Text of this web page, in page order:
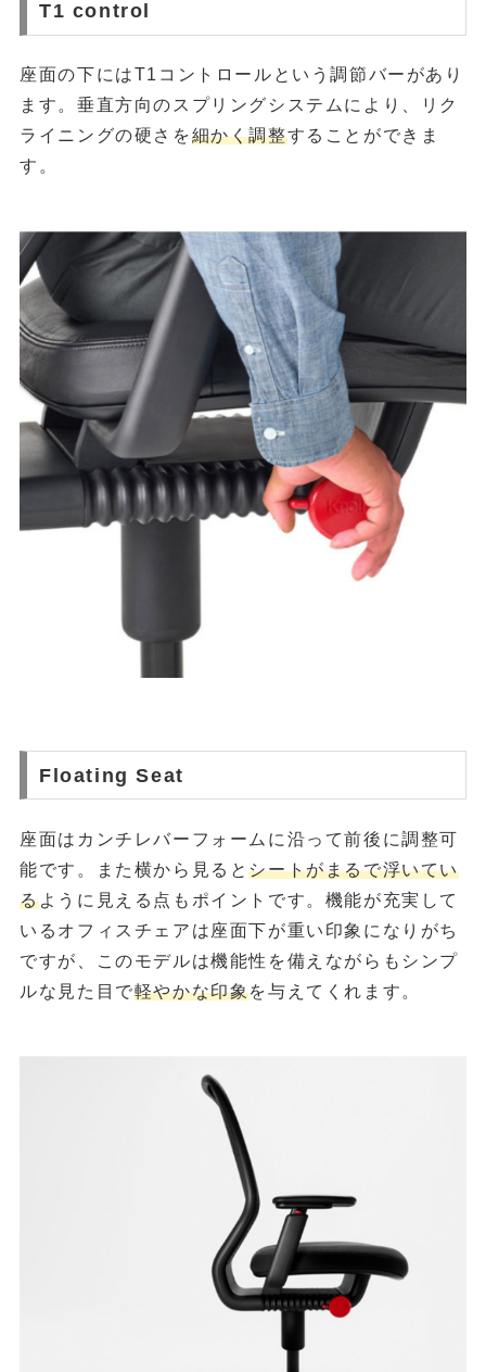
T1 control
座面の下にはT1コントロールという調節バーがあり
ます。垂直方向のスプリングシステムにより、リク
ライニングの硬さを細かく調整することができま
す。
Floating Seat
座面はカンチレバーフォームに沿って前後に調整可
能です。また横から見るとシートがまるで浮いてい
るように見える点もポイントです。機能が充実して
いるオフィスチェアは座面下が重い印象になりがち
ですが、このモデルは機能性を備えながらもシンプ
ルな見た目で軽やかな印象を与えてくれます。